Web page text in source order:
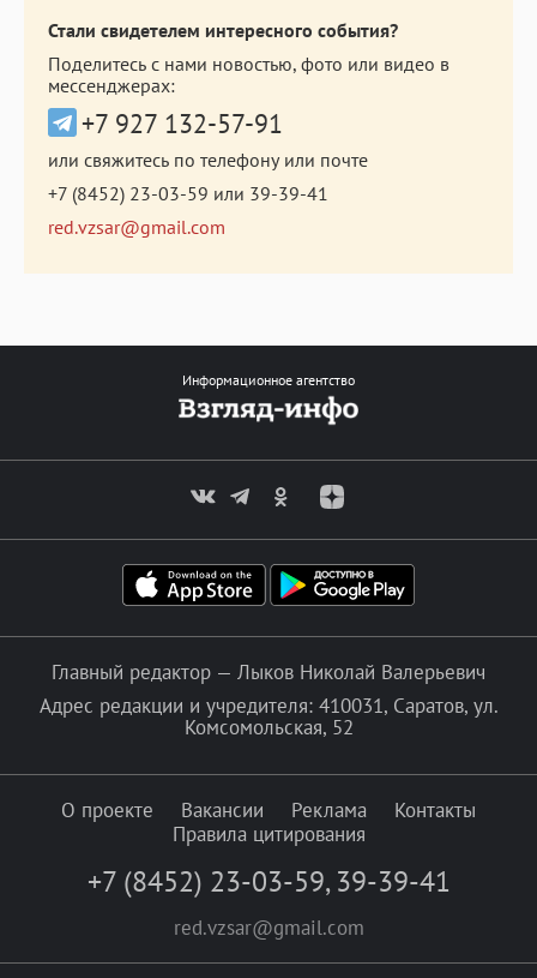
Стали свидетелем интересного события?
Поделитесь с нами новостью, фото или видео в
мессенджерах:
+7 927 132-57-91
или свяжитесь по телефону или почте
+7 (8452) 23-03-59 или 39-39-41
red.vzsar@gmail.com
Информационное агентство
Главный редактор — Лыков Николай Валерьевич
Адрес редакции и учредителя: 410031, Саратов, ул.
Комсомольская, 52
О проекте Вакансии Реклама
Контакты
Правила цитирования
+7 (8452) 23-03-59, 39-39-41
red.vzsar@gmail.com